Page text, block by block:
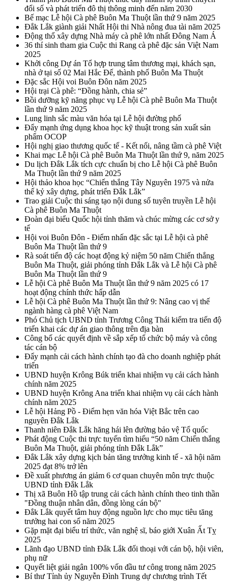
đổi số và phát triển đô thị thông minh đến năm 2030
Bế mạc Lễ hội Cà phê Buôn Ma Thuột lần thứ 9 năm 2025
Đắk Lắk giành giải Nhất Hội thi Nhà nông đua tài năm 2025
Động thổ xây dựng Nhà máy cà phê lớn nhất Đông Nam Á
36 thí sinh tham gia Cuộc thi Rang cà phê đặc sản Việt Nam
2025
Khởi công Dự án Tổ hợp trung tâm thương mại, khách sạn,
nhà ở tại số 02 Mai Hắc Đế, thành phố Buôn Ma Thuột
Đặc sắc Hội voi Buôn Đôn năm 2025
Hội trại Cà phê: “Đồng hành, chia sẻ”
Bồi dưỡng kỹ năng phục vụ Lễ hội Cà phê Buôn Ma Thuột
lần thứ 9 năm 2025
Lung linh sắc màu văn hóa tại Lễ hội đường phố
Đẩy mạnh ứng dụng khoa học kỹ thuật trong sản xuất sản
phẩm OCOP
Hội nghị giao thương quốc tế - Kết nối, nâng tầm cà phê Việt
Khai mạc Lễ hội Cà phê Buôn Ma Thuột lần thứ 9, năm 2025
Du lịch Đắk Lắk tích cực chuẩn bị cho Lễ hội Cà phê Buôn
Ma Thuột lần thứ 9 năm 2025
Hội thảo khoa học “Chiến thắng Tây Nguyên 1975 và nửa
thế kỷ xây dựng, phát triển Đắk Lắk”
Trao giải Cuộc thi sáng tạo nội dung số tuyên truyền Lễ hội
Cà phê Buôn Ma Thuột
Đoàn đại biểu Quốc hội tỉnh thăm và chúc mừng các cơ sở y
tế
Hội voi Buôn Đôn - Điểm nhấn đặc sắc tại Lễ hội cà phê
Buôn Ma Thuột lần thứ 9
Rà soát tiến độ các hoạt động kỷ niệm 50 năm Chiến thắng
Buôn Ma Thuột, giải phóng tỉnh Đắk Lắk và Lễ hội Cà phê
Buôn Ma Thuột lần thứ 9
Lễ hội Cà phê Buôn Ma Thuột lần thứ 9 năm 2025 có 17
hoạt động chính thức hấp dẫn
Lễ hội Cà phê Buôn Ma Thuột lần thứ 9: Nâng cao vị thế
ngành hàng cà phê Việt Nam
Phó Chủ tịch UBND tỉnh Trương Công Thái kiểm tra tiến độ
triển khai các dự án giao thông trên địa bàn
Công bố các quyết định về sắp xếp tổ chức bộ máy và công
tác cán bộ
Đẩy mạnh cải cách hành chính tạo đà cho doanh nghiệp phát
triển
UBND huyện Krông Búk triển khai nhiệm vụ cải cách hành
chính năm 2025
UBND huyện Krông Ana triển khai nhiệm vụ cải cách hành
chính năm 2025
Lễ hội Hảng Pồ - Điểm hẹn văn hóa Việt Bắc trên cao
nguyên Đắk Lắk
Thanh niên Đắk Lắk hăng hái lên đường bảo vệ Tổ quốc
Phát động Cuộc thi trực tuyến tìm hiểu “50 năm Chiến thắng
Buôn Ma Thuột, giải phóng tỉnh Đắk Lắk”
Đắk Lắk xây dựng kịch bản tăng trưởng kinh tế - xã hội năm
2025 đạt 8% trở lên
Đề xuất phương án giảm 6 cơ quan chuyên môn trực thuộc
UBND tỉnh Đắk Lắk
Thị xã Buôn Hồ tập trung cải cách hành chính theo tinh thần
"Đồng thuận nhân dân, đồng lòng cán bộ"
Đắk Lắk quyết tâm huy động nguồn lực cho mục tiêu tăng
trưởng hai con số năm 2025
Gặp mặt đại biểu trí thức, văn nghệ sĩ, báo giới Xuân Ất Tỵ
2025
Lãnh đạo UBND tỉnh Đắk Lắk đối thoại với cán bộ, hội viên,
phụ nữ
Quyết liệt giải ngân 100% vốn đầu tư công trong năm 2025
Bí thư Tỉnh ủy Nguyễn Đình Trung dự chương trình Tết